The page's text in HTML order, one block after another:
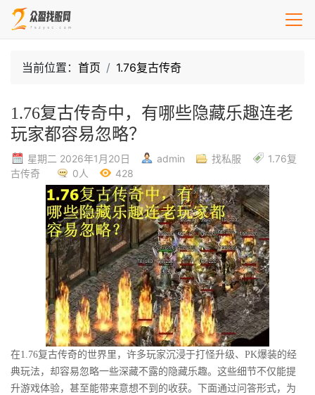
当前位置： 首页 1.76复古传奇
1.76复古传奇中，有哪些隐藏乐趣连老
玩家都容易忽略？
星期二 2026年1月20日 admin 找私服
1.76复
古传奇
0人 428
在1.76复古传奇的世界里，许多玩家沉浸于打怪升级、PK爆装的经
典玩法，却容易忽略一些深藏不露的隐藏乐趣。这些细节不仅能提
升游戏体验，甚至能带来意想不到的收获。下面通过问答形式，为